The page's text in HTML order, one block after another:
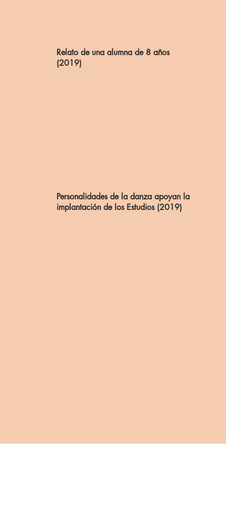
Relato de una alumna de 8 años
(2019)
Personalidades de la danza apoyan la
implantación de los Estudios (2019)